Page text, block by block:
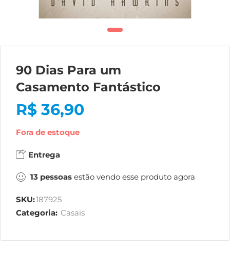
90 Dias Para um
Casamento Fantástico
R$ 36,90
Fora de estoque
Entrega
13 pessoas estão vendo esse produto agora
SKU:187925
Categoria: Casais